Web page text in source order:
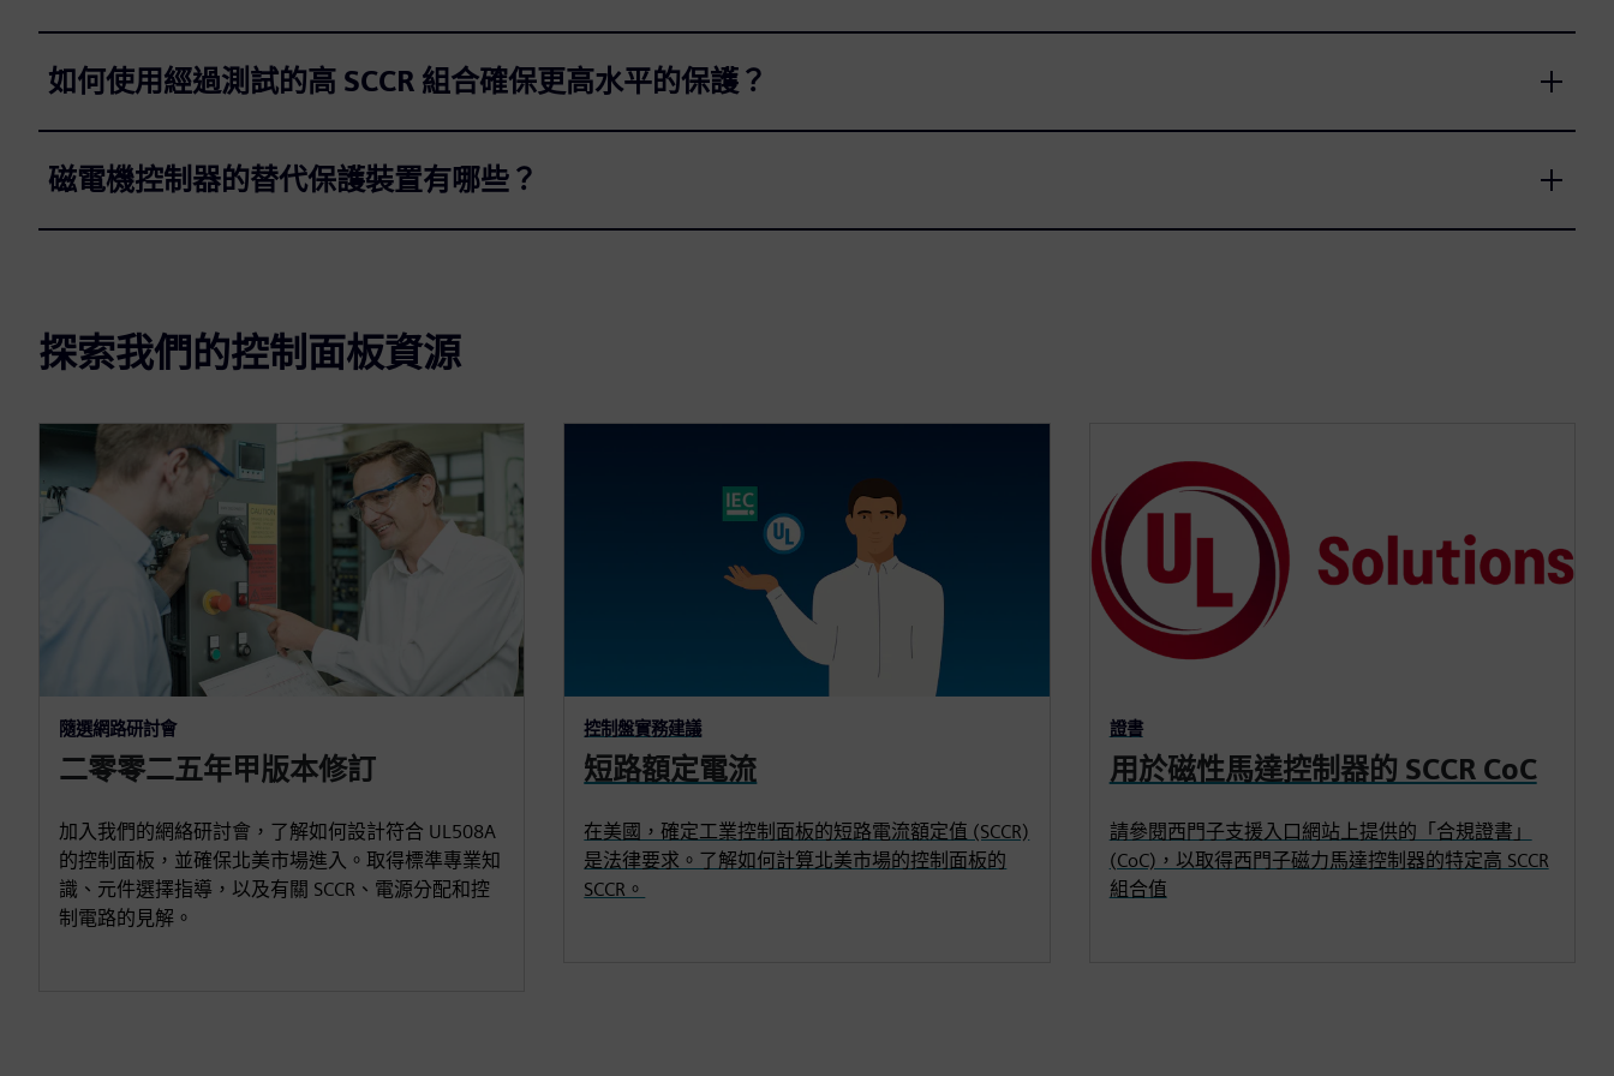
如何使用經過測試的高 SCCR 組合確保更高水平的保護？
磁電機控制器的替代保護裝置有哪些？
探索我們的控制面板資源
隨選網路研討會
二零零二五年甲版本修訂
加入我們的網絡研討會，了解如何設計符合 UL508A
的控制面板，並確保北美市場進入。取得標準專業知
識、元件選擇指導，以及有關 SCCR、電源分配和控
制電路的見解。
控制盤實務建議
短路額定電流
在美國，確定工業控制面板的短路電流額定值 (SCCR)
是法律要求。了解如何計算北美市場的控制面板的
SCCR。
證書
用於磁性馬達控制器的 SCCR CoC
請參閱西門子支援入口網站上提供的「合規證書」
(CoC)，以取得西門子磁力馬達控制器的特定高 SCCR
組合值